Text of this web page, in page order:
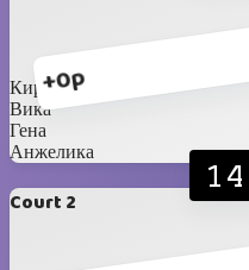
+0p
Кирилл
Вика
Гена
Анжелика
Court 2
14